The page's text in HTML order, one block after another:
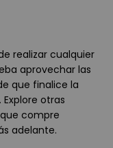
realizar cualquier
aprovechar las
que finalice la
otras
compre
adelante.